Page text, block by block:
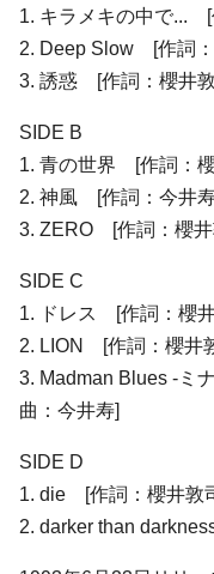
1. キラメキの中で... [
2. Deep Slow [作詞
3. 誘惑 [作詞：櫻井
SIDE B
1. 青の世界 [作詞：
2. 神風 [作詞：今井
3. ZERO [作詞：櫻井
SIDE C
1. ドレス [作詞：櫻
2. LION [作詞：櫻井
3. Madman Blues -ミ
曲：今井寿]
SIDE D
1. die [作詞：櫻井敦
2. darker than